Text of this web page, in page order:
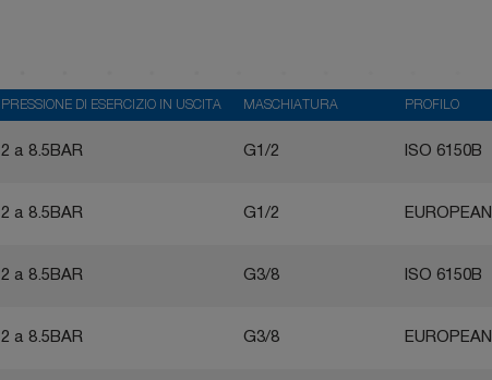
PRESSIONE DI ESERCIZIO IN USCITA MASCHIATURA PROFILO
2 a 8.5BAR G1/2 ISO 6150B
2 a 8.5BAR G1/2 EUROPEAN
2 a 8.5BAR G3/8 ISO 6150B
2 a 8.5BAR G3/8 EUROPEAN